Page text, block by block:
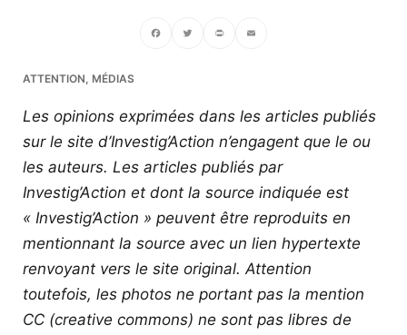
ATTENTION, MÉDIAS
Les opinions exprimées dans les articles publiés
sur le site d’Investig’Action n’engagent que le ou
les auteurs. Les articles publiés par
Investig’Action et dont la source indiquée est
« Investig’Action » peuvent être reproduits en
mentionnant la source avec un lien hypertexte
renvoyant vers le site original. Attention
toutefois, les photos ne portant pas la mention
CC (creative commons) ne sont pas libres de